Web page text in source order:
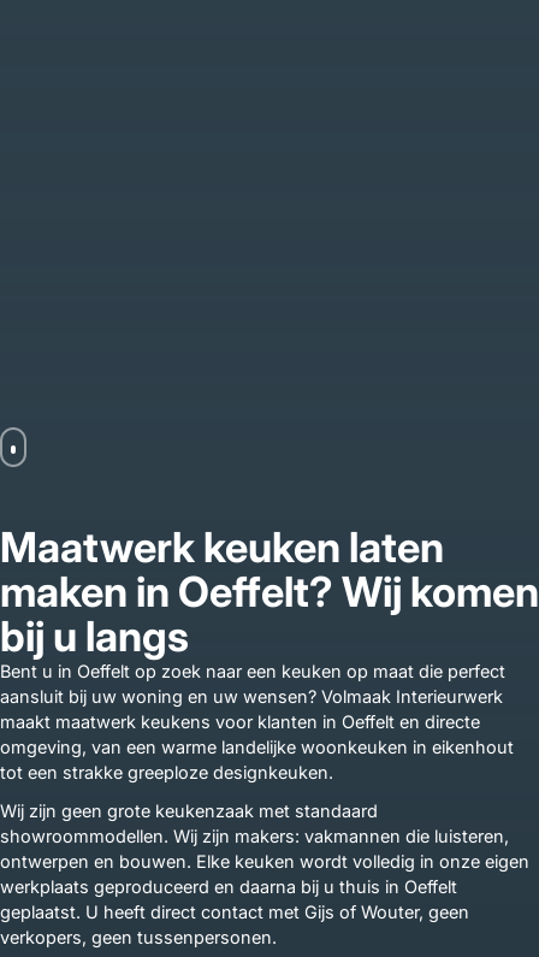
Maatwerk keuken laten
maken in Oeffelt? Wij komen
bij u langs
Bent u in Oeffelt op zoek naar een keuken op maat die perfect
aansluit bij uw woning en uw wensen? Volmaak Interieurwerk
maakt maatwerk keukens voor klanten in Oeffelt en directe
omgeving, van een warme landelijke woonkeuken in eikenhout
tot een strakke greeploze designkeuken.
Wij zijn geen grote keukenzaak met standaard
showroommodellen. Wij zijn makers: vakmannen die luisteren,
ontwerpen en bouwen. Elke keuken wordt volledig in onze eigen
werkplaats geproduceerd en daarna bij u thuis in Oeffelt
geplaatst. U heeft direct contact met Gijs of Wouter, geen
verkopers, geen tussenpersonen.